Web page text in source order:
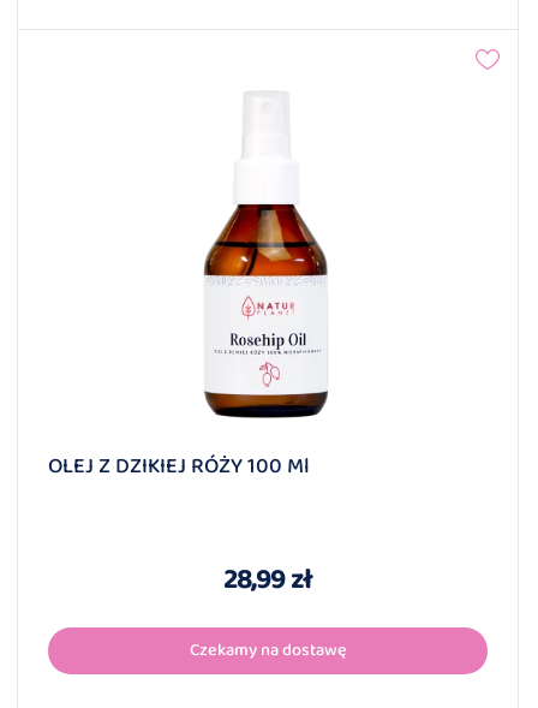
OLEJ Z DZIKIEJ RÓŻY 100 Ml
28,99 zł
Czekamy na dostawę